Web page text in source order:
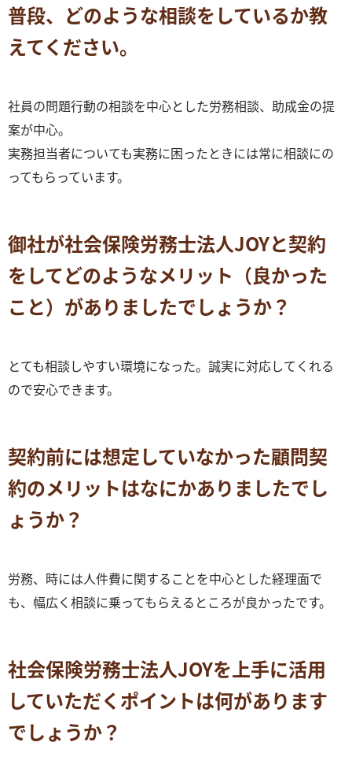
普段、どのような相談をしているか教
えてください。
社員の問題行動の相談を中心とした労務相談、助成金の提
案が中心。
実務担当者についても実務に困ったときには常に相談にの
ってもらっています。
御社が社会保険労務士法人JOYと契約
をしてどのようなメリット（良かった
こと）がありましたでしょうか？
とても相談しやすい環境になった。誠実に対応してくれる
ので安心できます。
契約前には想定していなかった顧問契
約のメリットはなにかありましたでし
ょうか？
労務、時には人件費に関することを中心とした経理面で
も、幅広く相談に乗ってもらえるところが良かったです。
社会保険労務士法人JOYを上手に活用
していただくポイントは何があります
でしょうか？